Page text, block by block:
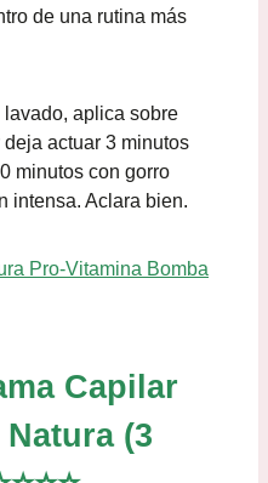
de una rutina más
aplica sobre
actuar 3 minutos
minutos con gorro
intensa. Aclara bien.
Pro-Vitamina Bomba
Capilar
(3